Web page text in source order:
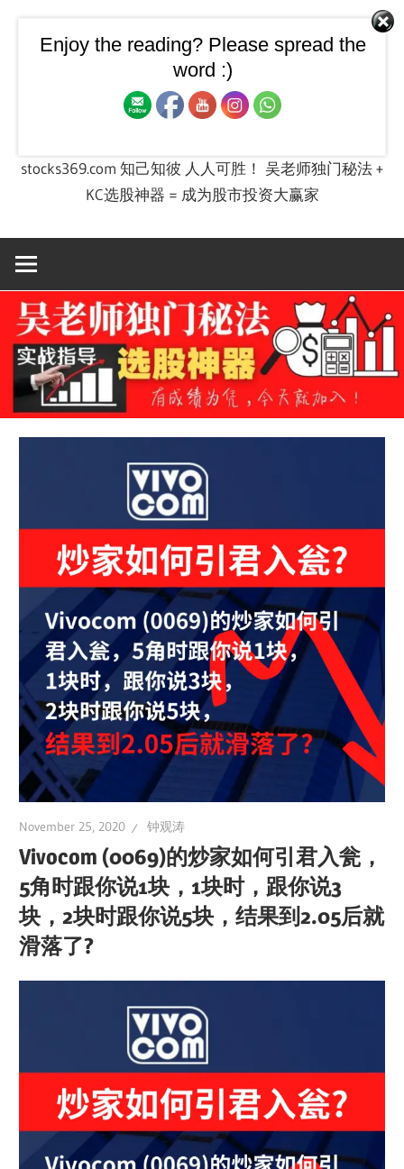
【飙股兵法】大马股票技
术图 + 股票投资实战课程
stocks369.com 知己知彼 人人可胜！ 吴老师独门秘法 +
KC选股神器 = 成为股市投资大赢家
November 25, 2020 钟观涛
Vivocom (0069)的炒家如何引君入瓮，
5角时跟你说1块，1块时，跟你说3
块，2块时跟你说5块，结果到2.05后就
滑落了?
Enjoy the reading? Please spread the
word :)